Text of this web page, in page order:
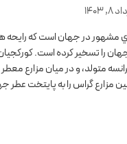
1403
مشهور در جهان است که رایحه
متولد، و در میان مزارع
گراس را به پایتخت عطر